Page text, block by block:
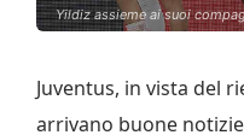
Yildiz assieme ai suoi
Juventus, in vista del
arrivano buone